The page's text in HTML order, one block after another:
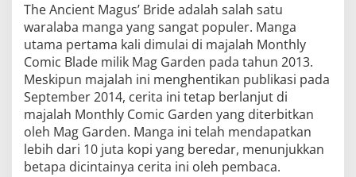
The Ancient Magus’ Bride adalah salah satu
waralaba manga yang sangat populer. Manga
utama pertama kali dimulai di majalah Monthly
Comic Blade milik Mag Garden pada tahun 2013.
Meskipun majalah ini menghentikan publikasi pada
September 2014, cerita ini tetap berlanjut di
majalah Monthly Comic Garden yang diterbitkan
oleh Mag Garden. Manga ini telah mendapatkan
lebih dari 10 juta kopi yang beredar, menunjukkan
betapa dicintainya cerita ini oleh pembaca.